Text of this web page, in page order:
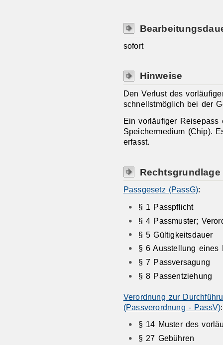
sofort
Hinweise
Den Verlust des
schnellstmöglich bei der
Ein vorläufiger
Speichermedium (Chip).
erfasst.
Rechtsgrundlage
Passgesetz (PassG):
§ 1 Passpflicht
§ 4 Passmuster;
§ 5 Gültigkeitsdauer
§ 6 Ausstellung eines
§ 7 Passversagung
§ 8 Passentziehung
Verordnung zur
(Passverordnung - PassV):
§ 14 Muster des
§ 27 Gebühren